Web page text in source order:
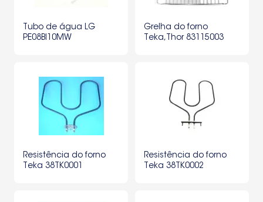
Tubo de água LG
PE08BI10MW
Grelha do forno
Teka,Thor 83115003
Resistência do forno
Teka 38TK0001
Resistência do forno
Teka 38TK0002